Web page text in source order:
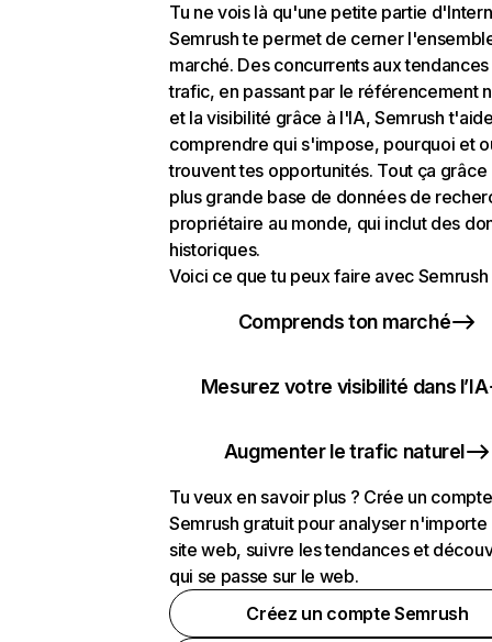
Tu ne vois là qu'une petite partie
Semrush te permet de cerner
marché. Des concurrents aux
trafic, en passant par le référencement
et la visibilité grâce à l'IA, Semrush
comprendre qui s'impose, pourquoi et
trouvent tes opportunités. Tout ça grâce
plus grande base de données de
propriétaire au monde, qui inclut des
historiques.
Voici ce que tu peux faire avec Semrush
Comprends ton marché
Mesurez votre visibilité dans l’IA
Augmenter le trafic naturel
Tu veux en savoir plus ? Crée un compte
Semrush gratuit pour analyser n'importe
site web, suivre les tendances et
qui se passe sur le web.
Créez un compte Semrush